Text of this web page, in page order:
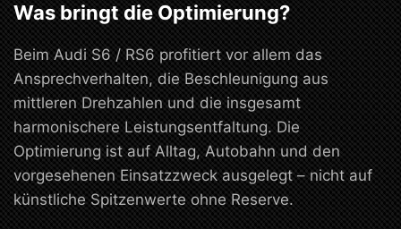
Was bringt die Optimierung?
Beim Audi S6 / RS6 profitiert vor allem das
Ansprechverhalten, die Beschleunigung aus
mittleren Drehzahlen und die insgesamt
harmonischere Leistungsentfaltung. Die
Optimierung ist auf Alltag, Autobahn und den
vorgesehenen Einsatzzweck ausgelegt – nicht auf
künstliche Spitzenwerte ohne Reserve.